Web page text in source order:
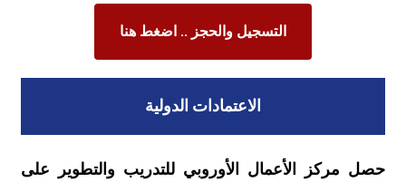
التسجيل والحجز .. اضغط هنا
الاعتمادات الدولية
حصل مركز الأعمال الأوروبي للتدريب والتطوير على